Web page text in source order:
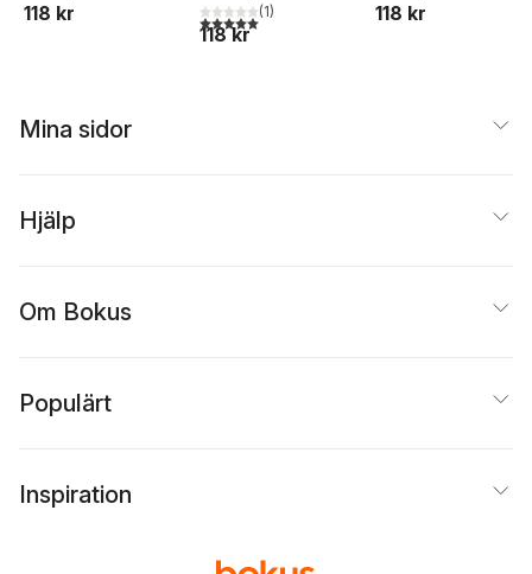
118 kr
5,0utav 5 stjärnor. Totalt antal röster:
(1)
118 kr
118 kr
Mina sidor
Hjälp
Om Bokus
Populärt
Inspiration